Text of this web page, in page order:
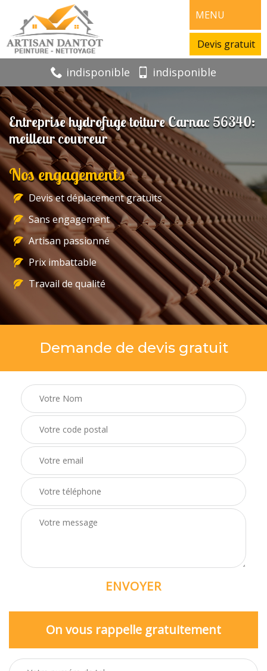
MENU
Devis gratuit
indisponible indisponible
Entreprise hydrofuge toiture Carnac 56340:
meilleur couvreur
Nos engagements
Devis et déplacement gratuits
Sans engagement
Artisan passionné
Prix imbattable
Travail de qualité
Demande de devis gratuit
On vous rappelle gratuitement